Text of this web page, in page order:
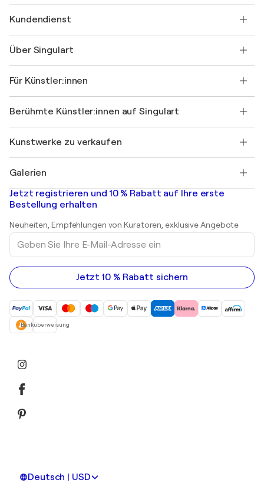
Kundendienst
Versand
Einen Gutschein verschenken
Werden Sie Mitglied unseres Handelsprogramms
Ihr Konto
+49 30 31196995
Über Singulart
FAQ
Singulart-Magazin
Jobs
Entdecken Sie kuratierte Originalkunst
Für Künstler:innen
Als Künstler anmelden
Berühmte Künstler:innen auf Singulart
Marc Chagall
Banksy
Mr. Brainwash
Shepard Fairey
Kunstwerke zu verkaufen
Abstrakte Gemälde zu verkaufen
Landschaftsgemälde
Drucke
Acrylgemälde
Galerien
Kunstgalerien in Deutschland
Kunstgalerien in Schweiz
Jetzt registrieren und 10 % Rabatt auf Ihre erste
Bestellung erhalten
Neuheiten, Empfehlungen von Kuratoren, exklusive Angebote
Geben
Sie
Ihre
E-
Mail-
Adresse
Jetzt 10 % Rabatt sichern
Banküberweisung
Deutsch | USD